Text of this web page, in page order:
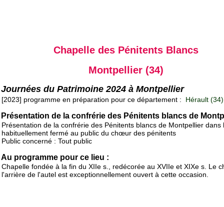
Chapelle des Pénitents Blancs
Montpellier (34)
Journées du Patrimoine 2024 à Montpellier
[2023] programme en préparation pour ce département : Hérault (34)
Présentation de la confrérie des Pénitents blancs de
Présentation de la confrérie des Pénitents blancs de Montpellier dans
habituellement fermé au public du chœur des pénitents
Public concerné : Tout public
Au programme pour ce lieu :
Chapelle fondée à la fin du XIIe s., redécorée au XVIIe et XIXe s. Le
l'arrière de l'autel est exceptionnellement ouvert à cette occasion.